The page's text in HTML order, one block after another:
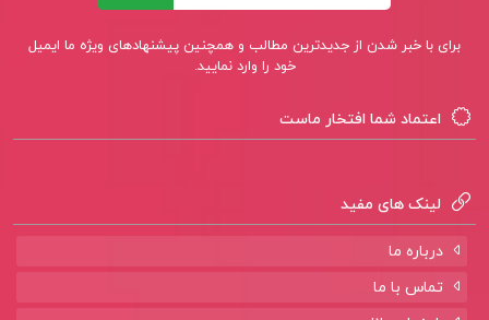
برای با خبر شدن از جدیدترین مطالب و همچنین پیشنهادهای ویژه ما ایمیل
خود را وارد نمایید.
اعتماد شما افتخار ماست
لینک های مفید
درباره ما
تماس با ما